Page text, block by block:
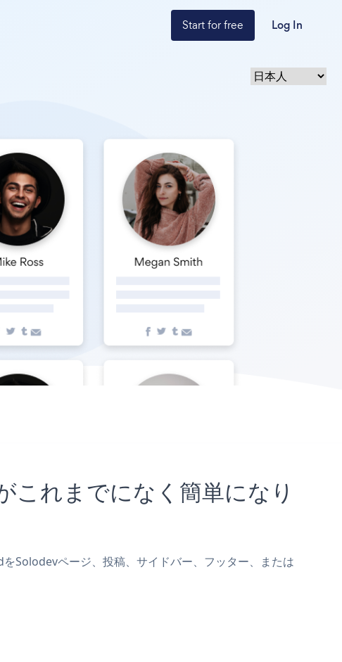
Start for free Log In
れまでになく簡単になり
Solodevページ、投稿、サイドバー、フッター、または